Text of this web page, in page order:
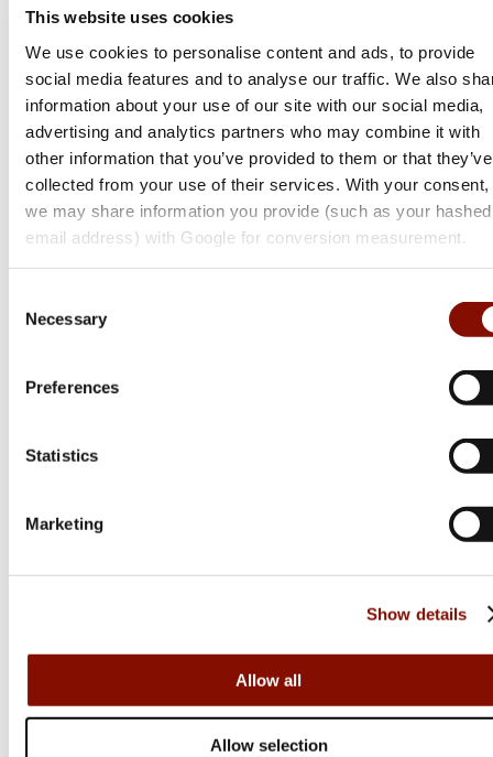
This website uses cookies
We use cookies to personalise content and ads, to provide
social media features and to analyse our traffic. We also
information about your use of our site with our social media,
advertising and analytics partners who may combine it with
other information that you’ve provided to them or that they’ve
collected from your use of their services. With your consent,
we may share information you provide (such as your hashed
email address) with Google for conversion measurement.
Selection
Necessary
Preferences
Statistics
Marketing
Show details
Allow all
Allow selection
Browning
27 200 kr